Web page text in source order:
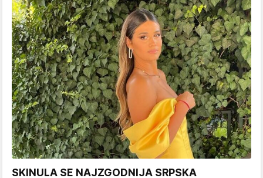
SKINULA SE NAJZGODNIJA SRPSKA